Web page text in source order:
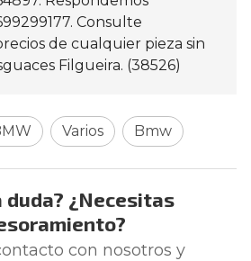
Consulte
de cualquier pieza sin
Filgueira. (38526)
Varios Bmw
duda? ¿Necesitas
con nosotros y